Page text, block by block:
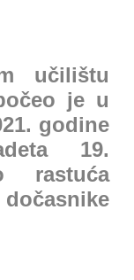
učilištu
je u
godine
19.
rastuća